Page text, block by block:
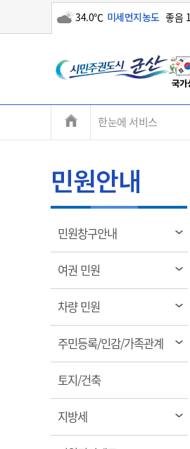
구름많음
34.0℃ 미세먼지농도 좋음
시
민
주
권
도
시
군
산
체
민원안내
대표전화 063-454-4000
부서 및 담당자 연락처
찾아오시는길
소통참여
대표전화 063-454-4000
부서 및 담당자 연락처
찾아오시는길
생활복지
대표전화 063-454-4000
부서 및 담당자 연락처
찾아오시는길
경제산업
대표전화 063-454-4000
부서 및 담당자 연락처
찾아오시는길
정보공개
대표전화 063-454-4000
부서 및 담당자 연락처
찾아오시는길
군산새만금
대표전화 063-454-4000
부서 및 담당자 연락처
찾아오시는길
군산소개
대표전화 063-454-4000
부서 및 담당자 연락처
찾아오시는길
전북소개
대표전화 063-454-4000
부서 및 담당자 연락처
찾아오시는길
한눈에 서비스
민원안내
민원창구안내열
림
여권 민원
림
차량 민원
림
주민등록/인감/가족관계열
림
토지/건축열
림
지방세열
림